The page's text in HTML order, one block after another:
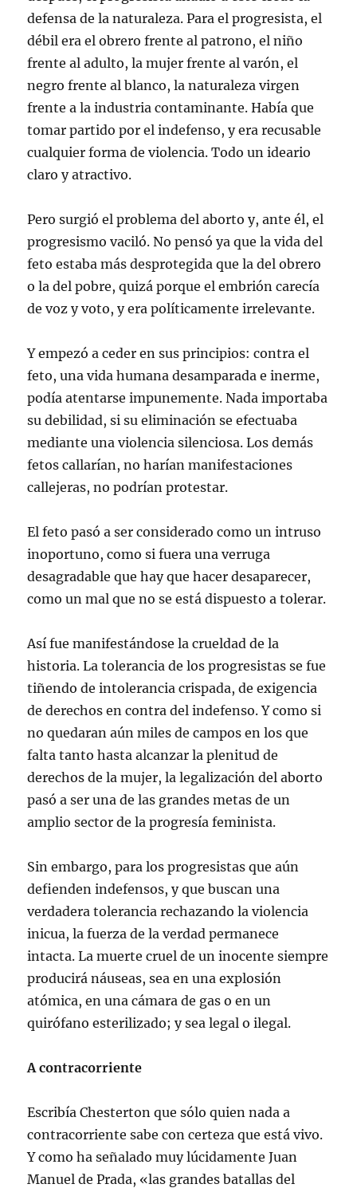
defensa de la naturaleza. Para el progresista, el
débil era el obrero frente al patrono, el niño
frente al adulto, la mujer frente al varón, el
negro frente al blanco, la naturaleza virgen
frente a la industria contaminante. Había que
tomar partido por el indefenso, y era recusable
cualquier forma de violencia. Todo un ideario
claro y atractivo.
Pero surgió el problema del aborto y, ante él, el
progresismo vaciló. No pensó ya que la vida del
feto estaba más desprotegida que la del obrero
o la del pobre, quizá porque el embrión carecía
de voz y voto, y era políticamente irrelevante.
Y empezó a ceder en sus principios: contra el
feto, una vida humana desamparada e inerme,
podía atentarse impunemente. Nada importaba
su debilidad, si su eliminación se efectuaba
mediante una violencia silenciosa. Los demás
fetos callarían, no harían manifestaciones
callejeras, no podrían protestar.
El feto pasó a ser considerado como un intruso
inoportuno, como si fuera una verruga
desagradable que hay que hacer desaparecer,
como un mal que no se está dispuesto a tolerar.
Así fue manifestándose la crueldad de la
historia. La tolerancia de los progresistas se fue
tiñendo de intolerancia crispada, de exigencia
de derechos en contra del indefenso. Y como si
no quedaran aún miles de campos en los que
falta tanto hasta alcanzar la plenitud de
derechos de la mujer, la legalización del aborto
pasó a ser una de las grandes metas de un
amplio sector de la progresía feminista.
Sin embargo, para los progresistas que aún
defienden indefensos, y que buscan una
verdadera tolerancia rechazando la violencia
inicua, la fuerza de la verdad permanece
intacta. La muerte cruel de un inocente siempre
producirá náuseas, sea en una explosión
atómica, en una cámara de gas o en un
quirófano esterilizado; y sea legal o ilegal.
A contracorriente
Escribía Chesterton que sólo quien nada a
contracorriente sabe con certeza que está vivo.
Y como ha señalado muy lúcidamente Juan
Manuel de Prada, «las grandes batallas del